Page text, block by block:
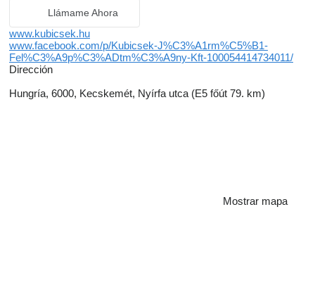
Llámame Ahora
www.kubicsek.hu
www.facebook.com/p/Kubicsek-J%C3%A1rm%C5%B1-
Fel%C3%A9p%C3%ADtm%C3%A9ny-Kft-100054414734011/
Dirección
Hungría, 6000, Kecskemét, Nyírfa utca (E5 főút 79. km)
Mostrar mapa